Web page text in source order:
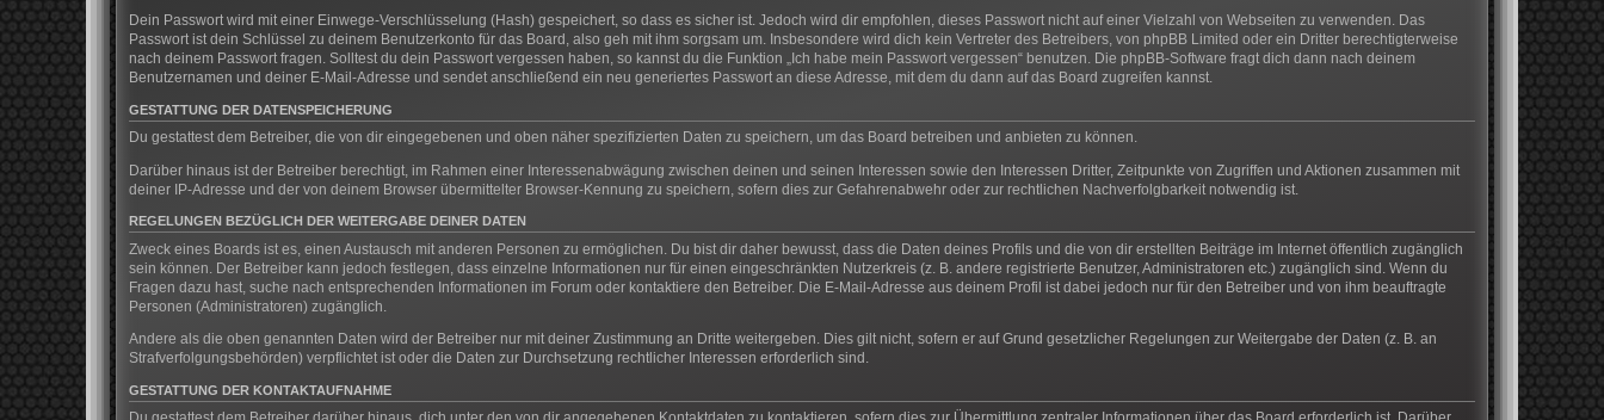
Dein Passwort wird mit einer Einwege-Verschlüsselung (Hash) gespeichert, so dass es sicher ist. Jedoch wird dir empfohlen, dieses Passwort nicht auf einer Vielzahl von Webseiten zu verwenden. Das
Passwort ist dein Schlüssel zu deinem Benutzerkonto für das Board, also geh mit ihm sorgsam um. Insbesondere wird dich kein Vertreter des Betreibers, von phpBB Limited oder ein Dritter berechtigterweise
nach deinem Passwort fragen. Solltest du dein Passwort vergessen haben, so kannst du die Funktion „Ich habe mein Passwort vergessen“ benutzen. Die phpBB-Software fragt dich dann nach deinem
Benutzernamen und deiner E-Mail-Adresse und sendet anschließend ein neu generiertes Passwort an diese Adresse, mit dem du dann auf das Board zugreifen kannst.
GESTATTUNG DER DATENSPEICHERUNG
Du gestattest dem Betreiber, die von dir eingegebenen und oben näher spezifizierten Daten zu speichern, um das Board betreiben und anbieten zu können.
Darüber hinaus ist der Betreiber berechtigt, im Rahmen einer Interessenabwägung zwischen deinen und seinen Interessen sowie den Interessen Dritter, Zeitpunkte von Zugriffen und Aktionen zusammen mit
deiner IP-Adresse und der von deinem Browser übermittelter Browser-Kennung zu speichern, sofern dies zur Gefahrenabwehr oder zur rechtlichen Nachverfolgbarkeit notwendig ist.
REGELUNGEN BEZÜGLICH DER WEITERGABE DEINER DATEN
Zweck eines Boards ist es, einen Austausch mit anderen Personen zu ermöglichen. Du bist dir daher bewusst, dass die Daten deines Profils und die von dir erstellten Beiträge im Internet öffentlich zugänglich
sein können. Der Betreiber kann jedoch festlegen, dass einzelne Informationen nur für einen eingeschränkten Nutzerkreis (z. B. andere registrierte Benutzer, Administratoren etc.) zugänglich sind. Wenn du
Fragen dazu hast, suche nach entsprechenden Informationen im Forum oder kontaktiere den Betreiber. Die E-Mail-Adresse aus deinem Profil ist dabei jedoch nur für den Betreiber und von ihm beauftragte
Personen (Administratoren) zugänglich.
Andere als die oben genannten Daten wird der Betreiber nur mit deiner Zustimmung an Dritte weitergeben. Dies gilt nicht, sofern er auf Grund gesetzlicher Regelungen zur Weitergabe der Daten (z. B. an
Strafverfolgungsbehörden) verpflichtet ist oder die Daten zur Durchsetzung rechtlicher Interessen erforderlich sind.
GESTATTUNG DER KONTAKTAUFNAHME